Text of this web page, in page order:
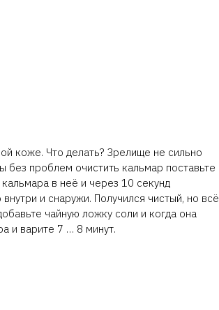
коже. Что делать? Зрелище не сильно
без проблем очистить кальмар поставьте
кальмара в неё и через 10 секунд
и снаружи. Получился чистый, но всё
чайную ложку соли и когда она
и варите 7 … 8 минут.